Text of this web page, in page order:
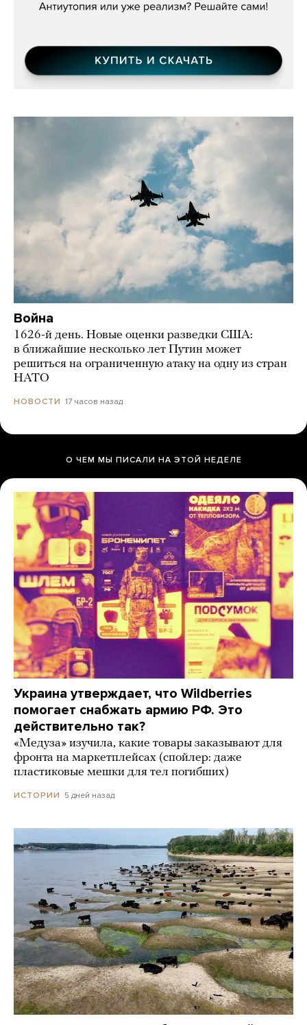
Война
1626-й день. Новые оценки разведки США:
в ближайшие несколько лет Путин может
решиться на ограниченную атаку на одну из стран
НАТО
НОВОСТИ 17 часов назад
О ЧЕМ МЫ ПИСАЛИ НА ЭТОЙ НЕДЕЛЕ
Украина утверждает, что Wildberries
помогает снабжать армию РФ. Это
действительно так?
«Медуза» изучила, какие товары заказывают для
фронта на маркетплейсах (спойлер: даже
пластиковые мешки для тел погибших)
ИСТОРИИ 5 дней назад